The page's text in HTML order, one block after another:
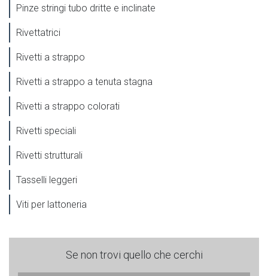
Pinze stringi tubo dritte e inclinate
Rivettatrici
Rivetti a strappo
Rivetti a strappo a tenuta stagna
Rivetti a strappo colorati
Rivetti speciali
Rivetti strutturali
Tasselli leggeri
Viti per lattoneria
Se non trovi quello che cerchi